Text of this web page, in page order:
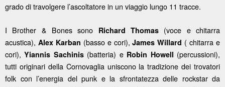
grado di travolgere l’ascoltatore in un viaggio lungo 11 tracce.
I Brother & Bones sono Richard Thomas (voce e chitarra
acustica), Alex Karban (basso e cori),James Willard ( chitarra e
cori),Yiannis Sachinis(batteria) e Robin Howell (percussioni),
tutti originari della Cornovaglia uniscono la tradizione dei trovatori
folk con l’energia del punk e la sfrontatezza delle rockstar da